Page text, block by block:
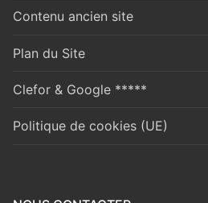
Contenu ancien site
Plan du Site
Clefor & Google *****
Politique de cookies (UE)